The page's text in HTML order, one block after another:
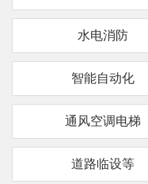
水电消防
智能自动化
通风空调电梯
道路临设等